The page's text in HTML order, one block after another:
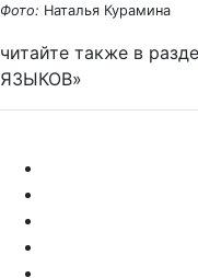
ЯЗЫКОВ»